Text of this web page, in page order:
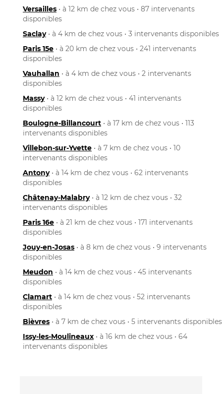
Versailles • à 12 km de chez vous • 87 intervenants
disponibles
Saclay• à 4 km de chez vous • 3 intervenants disponibles
Paris 15e • à 20 km de chez vous • 241 intervenants
disponibles
Vauhallan • à 4 km de chez vous • 2 intervenants
disponibles
Massy• à 12 km de chez vous • 41 intervenants
disponibles
Boulogne-Billancourt • à 17 km de chez vous • 113
intervenants disponibles
Villebon-sur-Yvette • à 7 km de chez vous • 10
intervenants disponibles
Antony• à 14 km de chez vous • 62 intervenants
disponibles
Châtenay-Malabry• à 12 km de chez vous • 32
intervenants disponibles
Paris 16e • à 21 km de chez vous • 171 intervenants
disponibles
Jouy-en-Josas • à 8 km de chez vous • 9 intervenants
disponibles
Meudon • à 14 km de chez vous • 45 intervenants
disponibles
Clamart • à 14 km de chez vous • 52 intervenants
disponibles
Bièvres • à 7 km de chez vous • 5 intervenants disponibles
Issy-les-Moulineaux • à 16 km de chez vous • 64
intervenants disponibles